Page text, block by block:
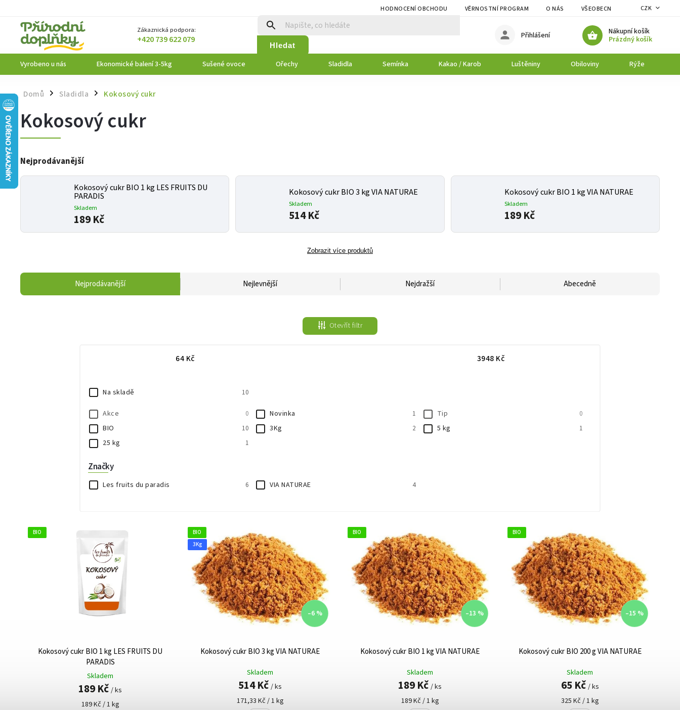
HODNOCENÍ OBCHODU VĚRNOSTNÍ PROGRAM O NÁS VŠEOBECNÉ OBCHODNÍ PODMÍNKY
CZK
Zákaznická podpora:
+420 739 622 079 Hledat
Nákupní košík
Prázdný košík
Přihlášení
Vyrobeno u nás Ekonomické balení 3-5kg Sušené ovoce Ořechy Sladidla Semínka Kakao / Karob Luštěniny Obiloviny Rýže
Domů / Sladidla / Kokosový cukr
Kokosový cukr
Nejprodávanější
Kokosový cukr BIO 1 kg LES FRUITS DU
PARADIS
Skladem
189 Kč
Kokosový cukr BIO 3 kg VIA NATURAE
Skladem
514 Kč
Kokosový cukr BIO 1 kg VIA NATURAE
Skladem
189 Kč
Zobrazit více produktů
Nejprodávanější Nejlevnější Nejdražší Abecedně
Otevřít filtr
64 Kč 3948 Kč
Na skladě 10
Akce 0 Novinka 1 Tip 0
BIO 10 3Kg 2 5 kg 1
25 kg 1
Značky
Les fruits du paradis 6 VIA NATURAE 4
BIO
Kokosový cukr BIO 1 kg LES FRUITS DU
PARADIS
Skladem
189 Kč / ks
189 Kč / 1 kg
BIO
3Kg
–6 %
Kokosový cukr BIO 3 kg VIA NATURAE
Skladem
514 Kč / ks
171,33 Kč / 1 kg
BIO
–13 %
Kokosový cukr BIO 1 kg VIA NATURAE
Skladem
189 Kč / ks
189 Kč / 1 kg
BIO
–15 %
Kokosový cukr BIO 200 g VIA NATURAE
Skladem
65 Kč / ks
325 Kč / 1 kg